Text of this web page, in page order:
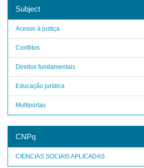
Subject
Acesso à justiça
Conflitos
Direitos fundamentais
Educação jurídica
Multiportas
CNPq
CIENCIAS SOCIAIS APLICADAS